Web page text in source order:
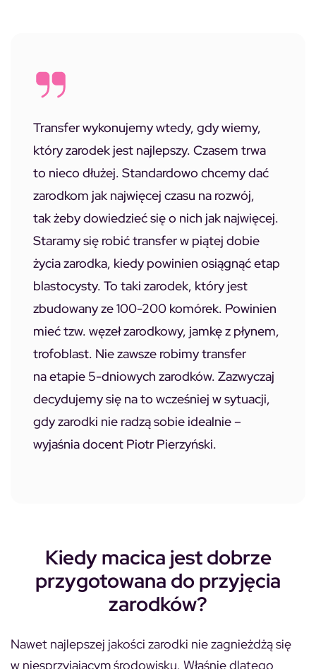
Transfer wykonujemy wtedy, gdy wiemy,
który zarodek jest najlepszy. Czasem trwa
to nieco dłużej. Standardowo chcemy dać
zarodkom jak najwięcej czasu na rozwój,
tak żeby dowiedzieć się o nich jak najwięcej.
Staramy się robić transfer w piątej dobie
życia zarodka, kiedy powinien osiągnąć etap
blastocysty. To taki zarodek, który jest
zbudowany ze 100-200 komórek. Powinien
mieć tzw. węzeł zarodkowy, jamkę z płynem,
trofoblast. Nie zawsze robimy transfer
na etapie 5-dniowych zarodków. Zazwyczaj
decydujemy się na to wcześniej w sytuacji,
gdy zarodki nie radzą sobie idealnie –
wyjaśnia docent Piotr Pierzyński.
Kiedy macica jest dobrze
przygotowana do przyjęcia
zarodków?
Nawet najlepszej jakości zarodki nie zagnieżdżą się
w niesprzyjającym środowisku. Właśnie dlatego